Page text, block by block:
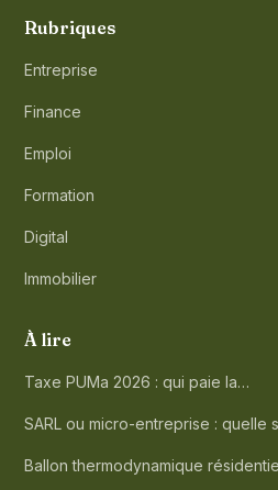
Rubriques
Entreprise
Finance
Emploi
Formation
Digital
Immobilier
À lire
Taxe PUMa 2026 : qui paie la…
SARL ou micro-entreprise : quelle
Ballon thermodynamique